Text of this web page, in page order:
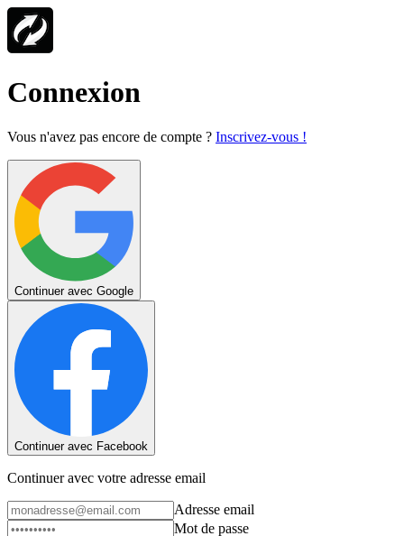
Connexion
Vous n'avez pas encore de compte ? Inscrivez-vous !
Continuer avec Google
Continuer avec Facebook
Continuer avec votre adresse email
Adresse email
Mot de passe